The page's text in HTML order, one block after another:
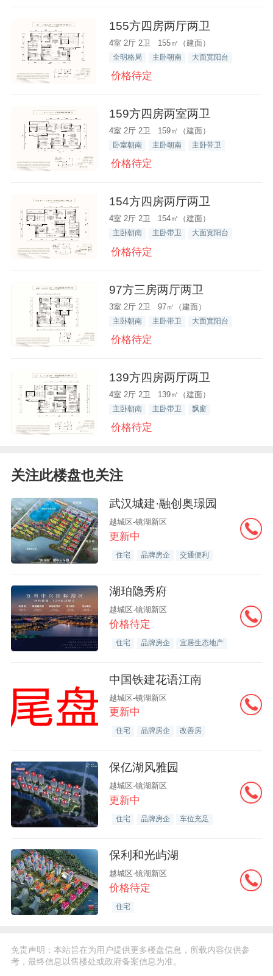
155方四房两厅两卫
4室 2厅 2卫 155㎡（建面）
全明格局 主卧朝南 大面宽阳台
价格待定
159方四房两室两卫
4室 2厅 2卫 159㎡（建面）
卧室朝南 主卧朝南 主卧带卫
价格待定
154方四房两厅两卫
4室 2厅 2卫 154㎡（建面）
主卧朝南 主卧带卫 大面宽阳台
价格待定
97方三房两厅两卫
3室 2厅 2卫 97㎡（建面）
主卧朝南 主卧带卫 大面宽阳台
价格待定
139方四房两厅两卫
4室 2厅 2卫 139㎡（建面）
主卧朝南 主卧带卫 飘窗
价格待定
关注此楼盘也关注
武汉城建·融创奥璟园
越城区-镜湖新区
更新中
住宅 品牌房企 交通便利
湖珀隐秀府
越城区-镜湖新区
价格待定
住宅 品牌房企 宜居生态地产
中国铁建花语江南
越城区-镜湖新区
更新中
住宅 品牌房企 改善房
保亿湖风雅园
越城区-镜湖新区
更新中
住宅 品牌房企 车位充足
保利和光屿湖
越城区-镜湖新区
价格待定
住宅
免责声明：本站旨在为用户提供更多楼盘信息，所载内容仅供参
考，最终信息以售楼处或政府备案信息为准。